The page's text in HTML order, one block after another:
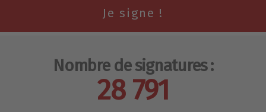
Nombre de signatures :
28 791